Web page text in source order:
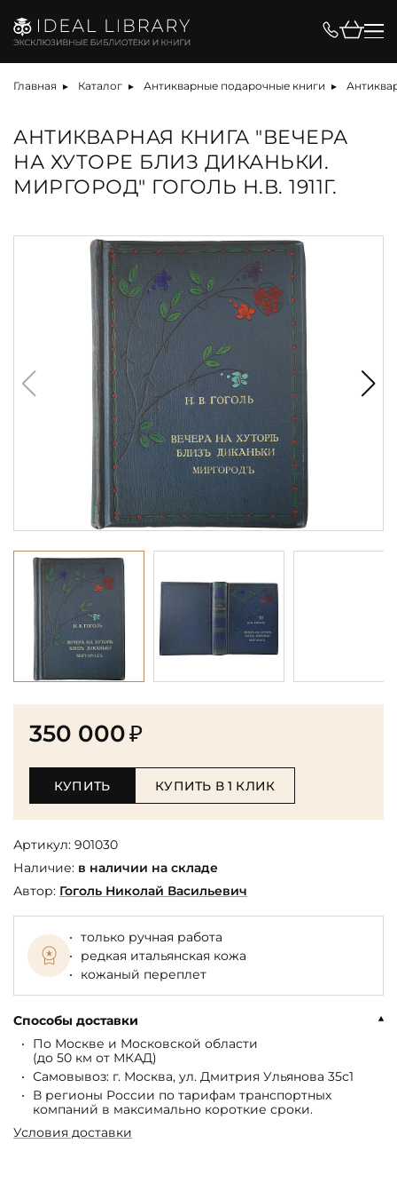
Главная Каталог Антикварные подарочные книги
АНТИКВАРНАЯ КНИГА "ВЕЧЕРА
НА ХУТОРЕ БЛИЗ ДИКАНЬКИ.
МИРГОРОД" ГОГОЛЬ Н.В. 1911Г.
350 000₽
КУПИТЬ КУПИТЬ В 1 КЛИК
Артикул: 901030
Наличие: в наличии на складе
Автор: Гоголь Николай Васильевич
только ручная работа
редкая итальянская кожа
кожаный переплет
Способы доставки
По Москве и Московской области
(до 50 км от МКАД)
Самовывоз: г. Москва, ул. Дмитрия Ульянова 35с1
В регионы России по тарифам транспортных
компаний в максимально короткие сроки.
Условия доставки